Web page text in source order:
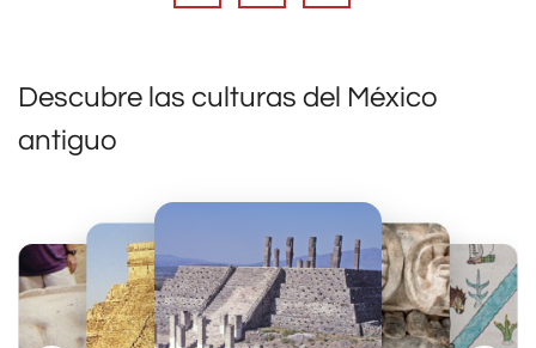
Descubre las culturas del México
antiguo